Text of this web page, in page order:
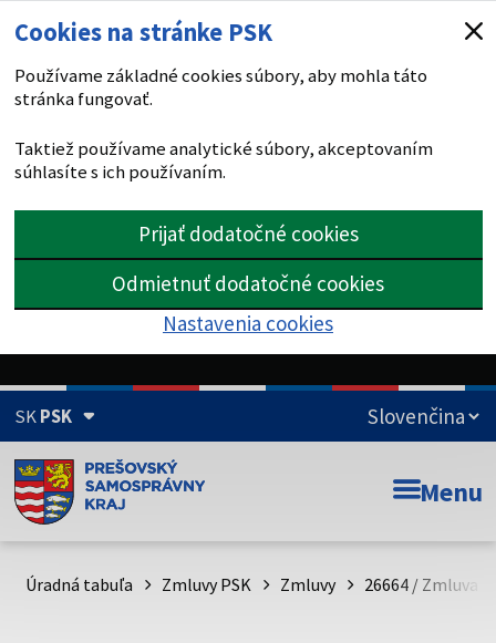
Cookies na stránke PSK
Používame základné cookies súbory, aby mohla táto
stránka fungovať.
Taktiež používame analytické súbory, akceptovaním
súhlasíte s ich používaním.
Prijať dodatočné cookies
Odmietnuť dodatočné cookies
Nastavenia cookies
SKPSK
Doména psk.sk je oficiálna
Toto je oficiálna webová stránka Prešovského
psk.sk.
Menu
Úradná tabuľa Zmluvy PSK Zmluvy 26664 / Zmluva